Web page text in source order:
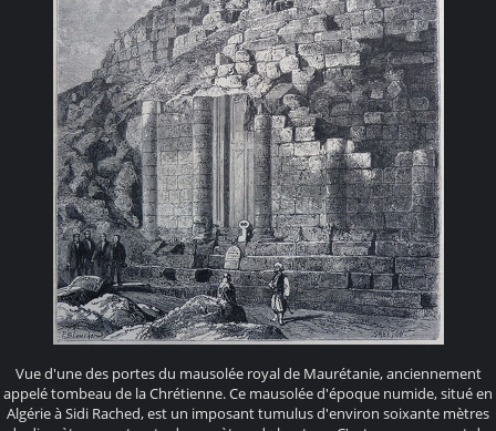
Vue d'une des portes du mausolée royal de Maurétanie, anciennement
appelé tombeau de la Chrétienne. Ce mausolée d'époque numide, situé en
Algérie à Sidi Rached, est un imposant tumulus d'environ soixante mètres